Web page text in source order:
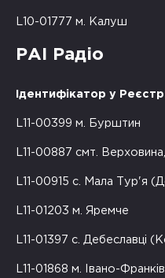
L10-01777 м. Калуш
РАІ Радіо
Ідентифікатор у
L11-00399 м. Бурштин
L11-00887 смт.
L11-00915 с. Мала Тур'я
L11-01203 м. Яремче
L11-01397 с. Дебеславці
L11-01868 м. Івано-